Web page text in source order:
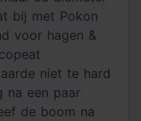
bij met Pokon
voor hagen &
niet te hard
na een paar
de boom na